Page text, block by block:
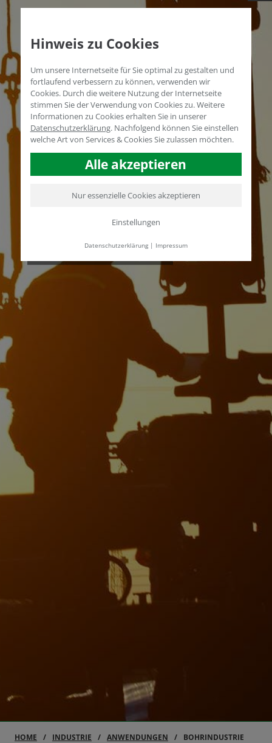
HOME INDUSTRIE ANWENDUNGEN BOHRINDUSTRIE
Hinweis zu Cookies
Um unsere Internetseite für Sie optimal zu gestalten und
fortlaufend verbessern zu können, verwenden wir
Cookies. Durch die weitere Nutzung der Internetseite
stimmen Sie der Verwendung von Cookies zu. Weitere
Informationen zu Cookies erhalten Sie in unserer
Datenschutzerklärung. Nachfolgend können Sie einstellen
welche Art von Services & Cookies Sie zulassen möchten.
Alle akzeptieren
Nur essenzielle Cookies akzeptieren
Einstellungen
Datenschutzerklärung| Impressum